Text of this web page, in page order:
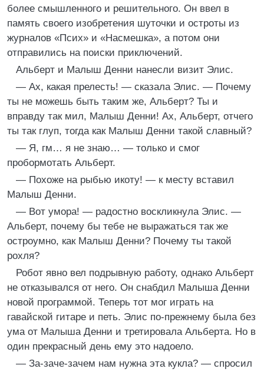
более смышленного и решительного. Он ввел в
память своего изобретения шуточки и остроты из
журналов «Псих» и «Насмешка», а потом они
отправились на поиски приключений.
Альберт и Малыш Денни нанесли визит Элис.
— Ах, какая прелесть! — сказала Элис. — Почему
ты не можешь быть таким же, Альберт? Ты и
вправду так мил, Малыш Денни! Ах, Альберт, отчего
ты так глуп, тогда как Малыш Денни такой славный?
— Я, гм… я не знаю… — только и смог
пробормотать Альберт.
— Похоже на рыбью икоту! — к месту вставил
Малыш Денни.
— Вот умора! — радостно воскликнула Элис. —
Альберт, почему бы тебе не выражаться так же
остроумно, как Малыш Денни? Почему ты такой
рохля?
Робот явно вел подрывную работу, однако Альберт
не отказывался от него. Он снабдил Малыша Денни
новой программой. Теперь тот мог играть на
гавайской гитаре и петь. Элис по-прежнему была без
ума от Малыша Денни и третировала Альберта. Но в
один прекрасный день ему это надоело.
— За-заче-зачем нам нужна эта кукла? — спросил